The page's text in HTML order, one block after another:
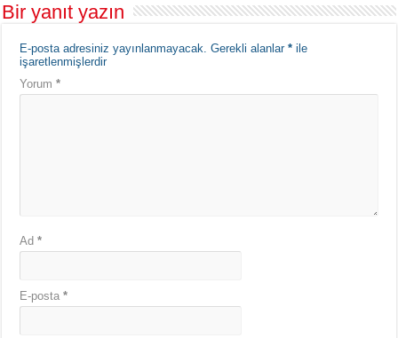
Bir yanıt yazın
E-posta adresiniz yayınlanmayacak. Gerekli alanlar* ile
işaretlenmişlerdir
Yorum*
Ad*
E-posta*